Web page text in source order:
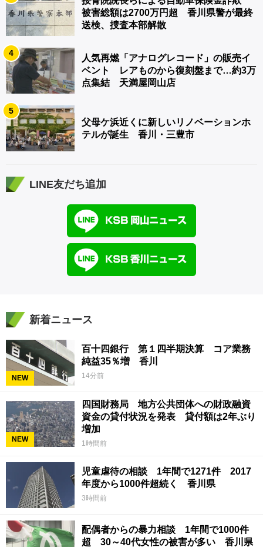
被害総額は2700万円超 香川県警が最終
送検、捜査本部解散
4
人気再燃「アナログレコード」の販売イ
ベント レアものから復刻盤まで…約3万
点集結 天満屋岡山店
5
父母ケ浜近くに新しいリノベーションホ
テルが誕生 香川・三豊市
LINE友だち追加
新着ニュース
NEW
百十四銀行 第１四半期決算 コア業務
純益35％増 香川
14分前
NEW
四国財務局 地方公共団体への財政融資
資金の貸付状況を発表 貸付額は2年ぶり
増加
1時間前
児童虐待の相談 1年間で1271件 2017
年度から1000件超続く 香川県
3時間前
配偶者からの暴力相談 1年間で1000件
超 30～40代女性の被害が多い 香川県